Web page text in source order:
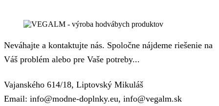
Neváhajte a kontaktujte nás. Spoločne nájdeme riešenie na
Váš problém alebo pre Vaše potreby...
Vajanského 614/18, Liptovský Mikuláš
Email: info@modne-doplnky.eu, info@vegalm.sk